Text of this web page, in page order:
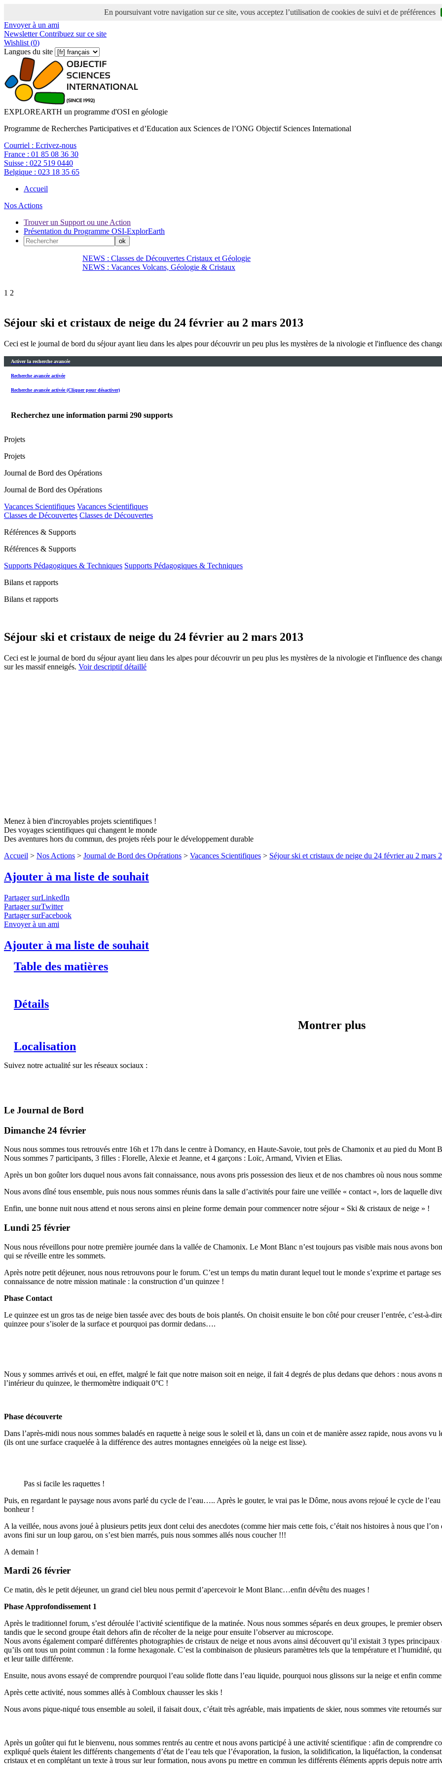
En poursuivant votre navigation sur ce site, vous acceptez l’utilisation de cookies de suivi et de préférences
Envoyer à un ami
NewsletterContribuez sur ce site
Wishlist (0)
Langues du site
EXPLOREARTH un programme d'OSI en géologie
Programme de Recherches Participatives et d’Education aux Sciences de l’ONG Objectif Sciences International
Courriel : Ecrivez-nous
France : 01 85 08 36 30
Suisse : 022 519 0440
Belgique : 023 18 35 65
Accueil
Nos Actions
Trouver un Support ou une Action
Présentation du Programme OSI-ExplorEarth
NEWS : Classes de Découvertes Cristaux et Géologie
NEWS : Vacances Volcans, Géologie & Cristaux
1 2
Séjour ski et cristaux de neige du 24 février au 2 mars 2013
Ceci est le journal de bord du séjour ayant lieu dans les alpes pour découvrir un peu plus les mystères de la nivologie et l'influence des
Activer la recherche avancée
Recherche avancée activée
Recherche avancée activée (Cliquer pour désactiver)
Recherchez une information parmi 290 supports
Projets
Projets
Journal de Bord des Opérations
Journal de Bord des Opérations
Vacances Scientifiques Vacances Scientifiques
Classes de Découvertes Classes de Découvertes
Références & Supports
Références & Supports
Supports Pédagogiques & Techniques Supports Pédagogiques & Techniques
Bilans et rapports
Bilans et rapports
Séjour ski et cristaux de neige du 24 février au 2 mars 2013
Ceci est le journal de bord du séjour ayant lieu dans les alpes pour découvrir un peu plus les mystères de la nivologie et l'influence des
sur les massif enneigés. Voir descriptif détaillé
Menez à bien d'incroyables projets scientifiques !
Des voyages scientifiques qui changent le monde
Des aventures hors du commun, des projets réels pour le développement durable
Accueil > Nos Actions > Journal de Bord des Opérations > Vacances Scientifiques > Séjour ski et cristaux de neige du 24 février au 2 mars
Ajouter à ma liste de souhait
Partager surLinkedIn
Partager surTwitter
Partager surFacebook
Envoyer à un ami
Ajouter à ma liste de souhait
Table des matières
Détails
Montrer plus
Localisation
Suivez notre actualité sur les réseaux sociaux :
Le Journal de Bord
Dimanche 24 février
Nous nous sommes tous retrouvés entre 16h et 17h dans le centre à Domancy, en Haute-Savoie, tout près de Chamonix et au pied du Mont
Nous sommes 7 participants, 3 filles : Florelle, Alexie et Jeanne, et 4 garçons : Loïc, Armand, Vivien et Elias.
Après un bon goûter lors duquel nous avons fait connaissance, nous avons pris possession des lieux et de nos chambres où nous nous
Nous avons dîné tous ensemble, puis nous nous sommes réunis dans la salle d’activités pour faire une veillée « contact », lors de laquelle
Enfin, une bonne nuit nous attend et nous serons ainsi en pleine forme demain pour commencer notre séjour « Ski & cristaux de neige » !
Lundi 25 février
Nous nous réveillons pour notre première journée dans la vallée de Chamonix. Le Mont Blanc n’est toujours pas visible mais nous avons
qui se réveille entre les sommets.
Après notre petit déjeuner, nous nous retrouvons pour le forum. C’est un temps du matin durant lequel tout le monde s’exprime et partage
connaissance de notre mission matinale : la construction d’un quinzee !
Phase Contact
Le quinzee est un gros tas de neige bien tassée avec des bouts de bois plantés. On choisit ensuite le bon côté pour creuser l’entrée, c’est-à-
quinzee pour s’isoler de la surface et pourquoi pas dormir dedans….
Nous y sommes arrivés et oui, en effet, malgré le fait que notre maison soit en neige, il fait 4 degrés de plus dedans que dehors : nous avons
l’intérieur du quinzee, le thermomètre indiquait 0°C !
Phase découverte
Dans l’après-midi nous nous sommes baladés en raquette à neige sous le soleil et là, dans un coin et de manière assez rapide, nous avons
(ils ont une surface craquelée à la différence des autres montagnes enneigées où la neige est lisse).
Pas si facile les raquettes !
Puis, en regardant le paysage nous avons parlé du cycle de l’eau….. Après le gouter, le vrai pas le Dôme, nous avons rejoué le cycle de
bonheur !
A la veillée, nous avons joué à plusieurs petits jeux dont celui des anecdotes (comme hier mais cette fois, c’était nos histoires à nous que
avons fini sur un loup garou, on s’est bien marrés, puis nous sommes allés nous coucher !!!
A demain !
Mardi 26 février
Ce matin, dès le petit déjeuner, un grand ciel bleu nous permit d’apercevoir le Mont Blanc…enfin dévêtu des nuages !
Phase Approfondissement 1
Après le traditionnel forum, s’est déroulée l’activité scientifique de la matinée. Nous nous sommes séparés en deux groupes, le premier
tandis que le second groupe était dehors afin de récolter de la neige pour ensuite l’observer au microscope.
Nous avons également comparé différentes photographies de cristaux de neige et nous avons ainsi découvert qu’il existait 3 types
qu’ils ont tous un point commun : la forme hexagonale. C’est la combinaison de plusieurs paramètres tels que la température et l’humidité,
et leur taille différente.
Ensuite, nous avons essayé de comprendre pourquoi l’eau solide flotte dans l’eau liquide, pourquoi nous glissons sur la neige et enfin
Après cette activité, nous sommes allés à Combloux chausser les skis !
Nous avons pique-niqué tous ensemble au soleil, il faisait doux, c’était très agréable, mais impatients de skier, nous sommes vite retournés
Après un goûter qui fut le bienvenu, nous sommes rentrés au centre et nous avons participé à une activité scientifique : afin de comprendre
expliqué quels étaient les différents changements d’état de l’eau tels que l’évaporation, la fusion, la solidification, la liquéfaction, la
cristaux et en complétant un texte à trous sur leur formation, nous avons pu mettre en commun les différents éléments appris depuis notre